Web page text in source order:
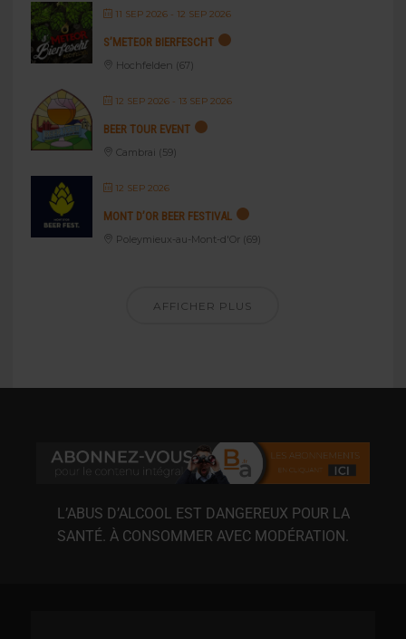
11 SEP 2026- 12 SEP 2026
S’METEOR BIERFESCHT
Hochfelden (67)
12 SEP 2026- 13 SEP 2026
BEER TOUR EVENT
Cambrai (59)
12 SEP 2026
MONT D’OR BEER FESTIVAL
Poleymieux-au-Mont-d'Or (69)
AFFICHER PLUS
L’ABUS D’ALCOOL EST DANGEREUX POUR LA
SANTÉ. À CONSOMMER AVEC MODÉRATION.